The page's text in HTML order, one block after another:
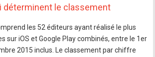
déterminent le classement
les 52 éditeurs ayant réalisé le plus
sur iOS et Google Play combinés, entre le 1er
2015 inclus. Le classement par chiffre